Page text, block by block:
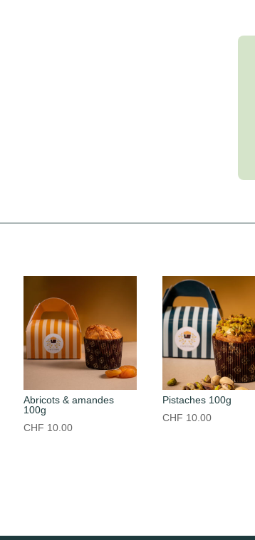
Abricots & amandes
100g
CHF 10.00
Pistaches 100g
CHF 10.00